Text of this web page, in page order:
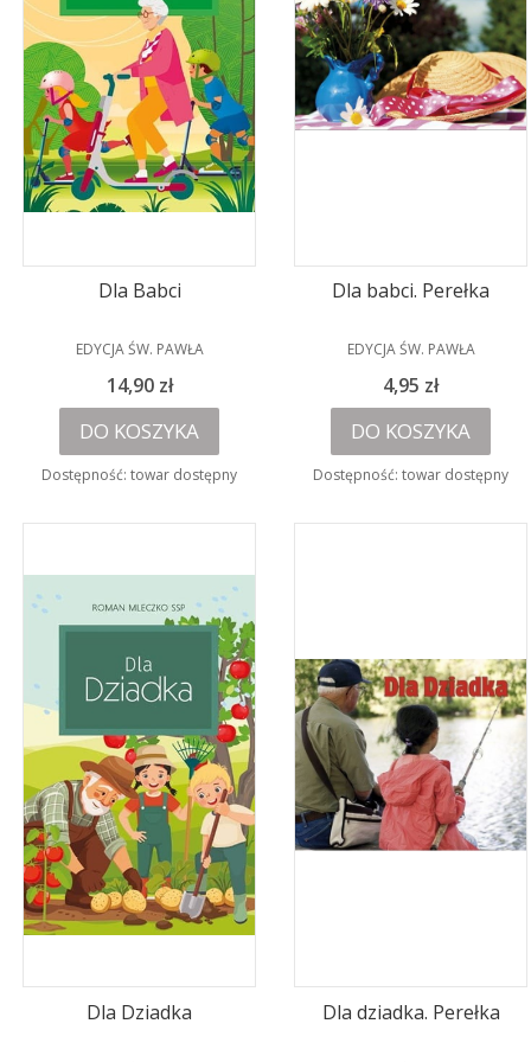
Dla Babci
PRODUCENT
EDYCJA ŚW. PAWŁA
Cena
14,90 zł
DO KOSZYKA
Dostępność: towar dostępny
Dla babci. Perełka
PRODUCENT
EDYCJA ŚW. PAWŁA
Cena
4,95 zł
DO KOSZYKA
Dostępność: towar dostępny
Dla Dziadka Dla dziadka. Perełka